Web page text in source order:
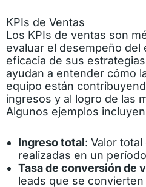
KPIs de Ventas
Los KPIs de ventas son
evaluar el desempeño del
eficacia de sus
ayudan a entender cómo
equipo están
ingresos y al logro de las
Algunos ejemplos
Ingreso total: Valor
realizadas en un
Tasa de conversión de
leads que se